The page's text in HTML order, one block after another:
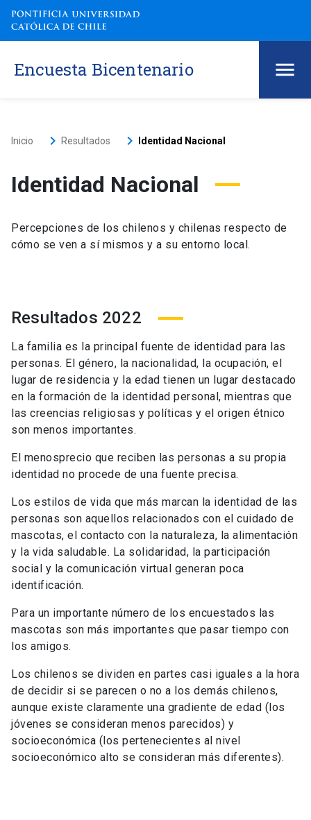
Encuesta Bicentenario
Inicio keyboard_arrow_right Resultados keyboard_arrow_right Identidad Nacional
Identidad Nacional
Percepciones de los chilenos y chilenas respecto de
cómo se ven a sí mismos y a su entorno local.
Resultados 2022
La familia es la principal fuente de identidad para las
personas. El género, la nacionalidad, la ocupación, el
lugar de residencia y la edad tienen un lugar destacado
en la formación de la identidad personal, mientras que
las creencias religiosas y políticas y el origen étnico
son menos importantes.
El menosprecio que reciben las personas a su propia
identidad no procede de una fuente precisa.
Los estilos de vida que más marcan la identidad de las
personas son aquellos relacionados con el cuidado de
mascotas, el contacto con la naturaleza, la alimentación
y la vida saludable. La solidaridad, la participación
social y la comunicación virtual generan poca
identificación.
Para un importante número de los encuestados las
mascotas son más importantes que pasar tiempo con
los amigos.
Los chilenos se dividen en partes casi iguales a la hora
de decidir si se parecen o no a los demás chilenos,
aunque existe claramente una gradiente de edad (los
jóvenes se consideran menos parecidos) y
socioeconómica (los pertenecientes al nivel
socioeconómico alto se consideran más diferentes).